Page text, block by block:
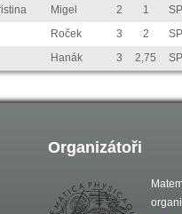
Migel 2 1
Roček 3 2
Hanák 3 2,75
Organizátoři